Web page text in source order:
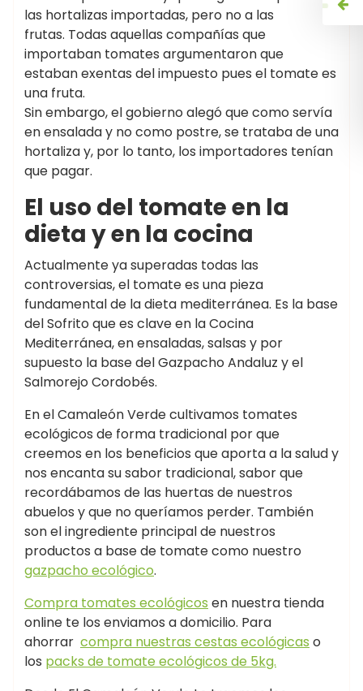
las hortalizas importadas, pero no a las
frutas. Todas aquellas compañías que
importaban tomates argumentaron que
estaban exentas del impuesto pues el tomate es
una fruta.
Sin embargo, el gobierno alegó que como servía
en ensalada y no como postre, se trataba de una
hortaliza y, por lo tanto, los importadores tenían
que pagar.
El uso del tomate en la
dieta y en la cocina
Actualmente ya superadas todas las
controversias, el tomate es una pieza
fundamental de la dieta mediterránea. Es la base
del Sofrito que es clave en la Cocina
Mediterránea, en ensaladas, salsas y por
supuesto la base del Gazpacho Andaluz y el
Salmorejo Cordobés.
En el Camaleón Verde cultivamos tomates
ecológicos de forma tradicional por que
creemos en los beneficios que aporta a la salud y
nos encanta su sabor tradicional, sabor que
recordábamos de las huertas de nuestros
abuelos y que no queríamos perder. También
son el ingrediente principal de nuestros
productos a base de tomate como nuestro
gazpacho ecológico.
Compra tomates ecológicos en nuestra tienda
online te los enviamos a domicilio. Para
ahorrar compra nuestras cestas ecológicas o
los packs de tomate ecológicos de 5kg.